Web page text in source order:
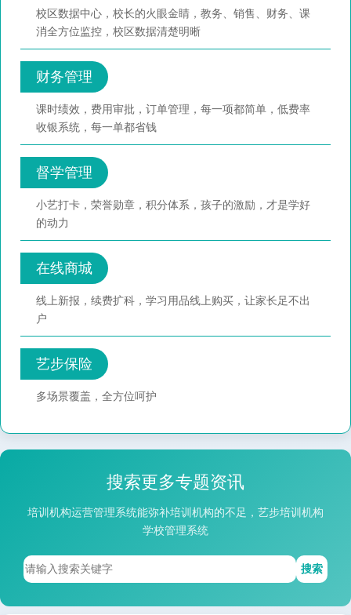
校区数据中心，校长的火眼金睛，教务、销售、财务、课
消全方位监控，校区数据清楚明晰
财务管理
课时绩效，费用审批，订单管理，每一项都简单，低费率
收银系统，每一单都省钱
督学管理
小艺打卡，荣誉勋章，积分体系，孩子的激励，才是学好
的动力
在线商城
线上新报，续费扩科，学习用品线上购买，让家长足不出
户
艺步保险
多场景覆盖，全方位呵护
搜索更多专题资讯
培训机构运营管理系统能弥补培训机构的不足，艺步培训机构
学校管理系统
搜索